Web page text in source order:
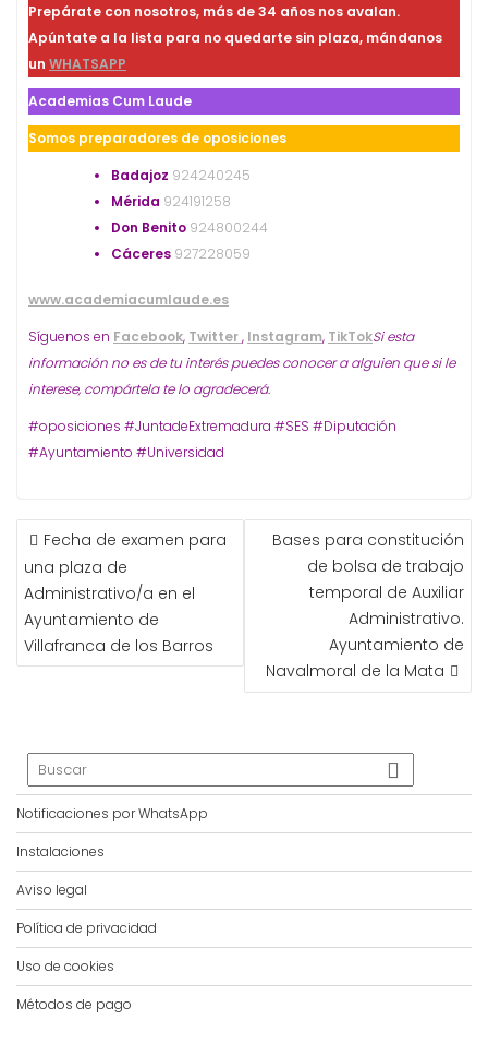
Prepárate con nosotros, más de 34 años nos avalan.
Apúntate a la lista para no quedarte sin plaza, mándanos
un WHATSAPP
Academias Cum Laude
Somos preparadores de oposiciones
Badajoz 924240245
Mérida 924191258
Don Benito 924800244
Cáceres 927228059
www.academiacumlaude.es
Síguenos en Facebook, Twitter, Instagram, TikTokSi esta
información no es de tu interés puedes conocer a alguien que si le
interese, compártela te lo agradecerá.
#oposiciones #JuntadeExtremadura #SES #Diputación
#Ayuntamiento #Universidad
NAVEGACIÓN
DE
ENTRADAS
Fecha de examen para
una plaza de
Administrativo/a en el
Ayuntamiento de
Villafranca de los Barros
Bases para constitución
de bolsa de trabajo
temporal de Auxiliar
Administrativo.
Ayuntamiento de
Navalmoral de la Mata
Notificaciones por WhatsApp
Instalaciones
Aviso legal
Política de privacidad
Uso de cookies
Métodos de pago